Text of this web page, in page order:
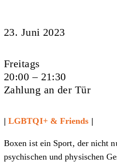
23. Juni 2023
Freitags
20:00 – 21:30
Zahlung an der Tür
|LGBTQI+ & Friends |
Boxen ist ein Sport, der nicht
psychischen und physischen